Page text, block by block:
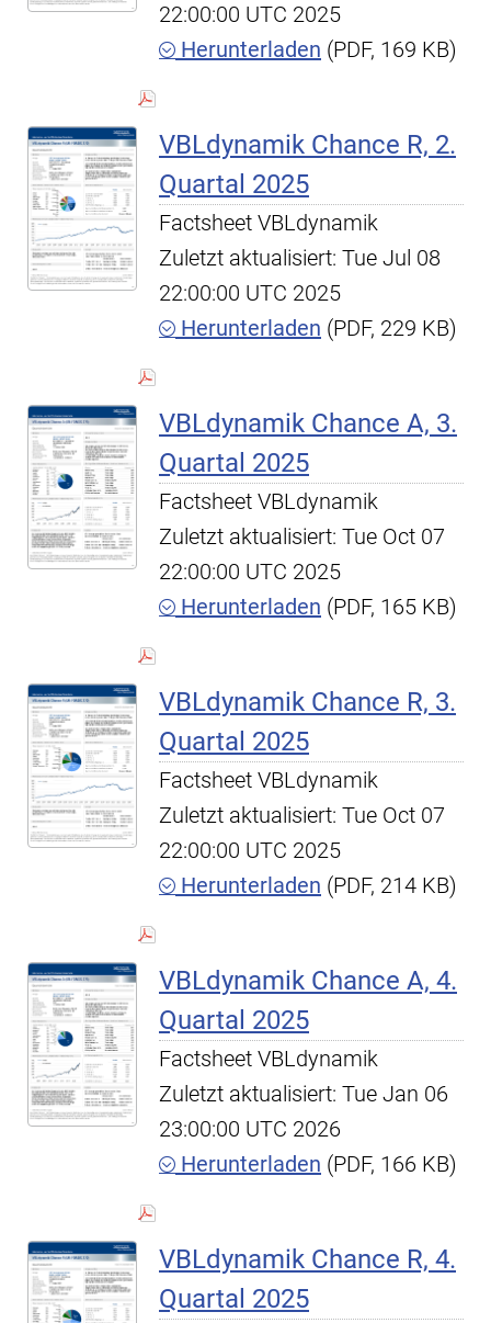
22:00:00 UTC 2025
Herunterladen (PDF, 169 KB)
VBLdynamik Chance R, 2.
Quartal 2025
Factsheet VBLdynamik
Zuletzt aktualisiert: Tue Jul 08
22:00:00 UTC 2025
Herunterladen (PDF, 229 KB)
VBLdynamik Chance A, 3.
Quartal 2025
Factsheet VBLdynamik
Zuletzt aktualisiert: Tue Oct 07
22:00:00 UTC 2025
Herunterladen (PDF, 165 KB)
VBLdynamik Chance R, 3.
Quartal 2025
Factsheet VBLdynamik
Zuletzt aktualisiert: Tue Oct 07
22:00:00 UTC 2025
Herunterladen (PDF, 214 KB)
VBLdynamik Chance A, 4.
Quartal 2025
Factsheet VBLdynamik
Zuletzt aktualisiert: Tue Jan 06
23:00:00 UTC 2026
Herunterladen (PDF, 166 KB)
VBLdynamik Chance R, 4.
Quartal 2025